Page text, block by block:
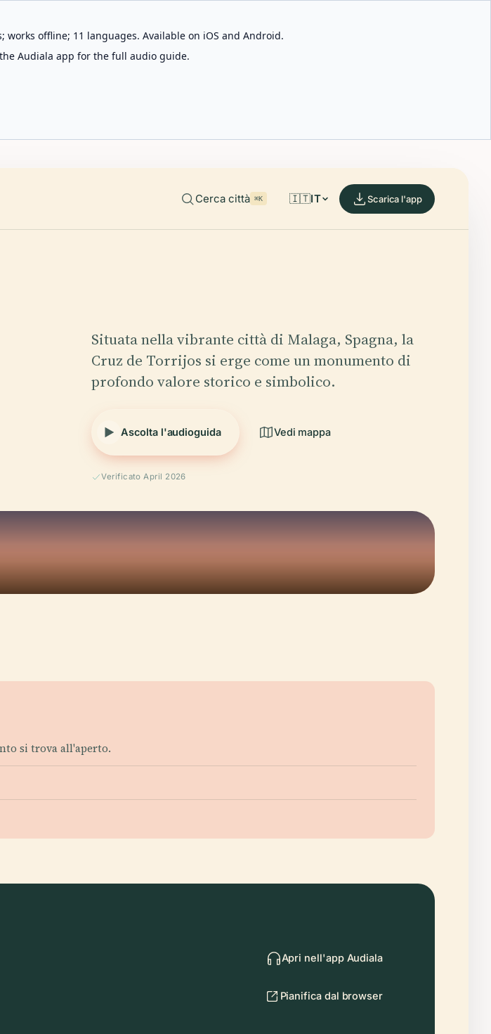
offline; 11 languages. Available on iOS and Android.
Audiala app for the full audio guide.
Cerca città ⌘K 🇮🇹IT Scarica l'app
Situata nella vibrante città di Malaga, Spagna, la
Cruz de Torrijos si erge come un monumento di
profondo valore storico e simbolico.
Ascolta l'audioguida Vedi mappa
Verificato April 2026
si trova all'aperto.
Apri nell'app Audiala
Pianifica dal browser